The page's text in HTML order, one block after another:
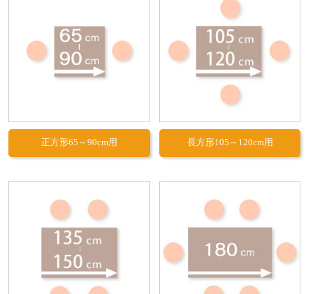
正方形65～90cm用 長方形105～120cm用